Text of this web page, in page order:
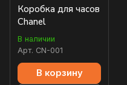
Коробка для часов
Chanel
В наличии
Арт. CN-001
В корзину